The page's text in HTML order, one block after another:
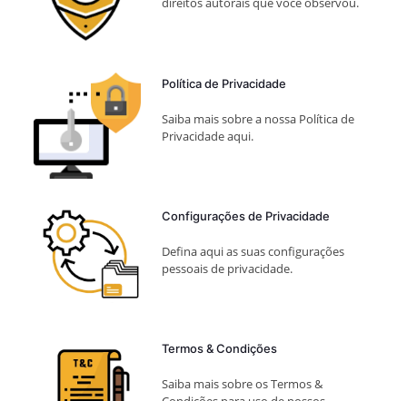
Política de Privacidade
Saiba mais sobre a nossa Política de
Privacidade aqui.
Configurações de Privacidade
Defina aqui as suas configurações
pessoais de privacidade.
Termos & Condições
Saiba mais sobre os Termos &